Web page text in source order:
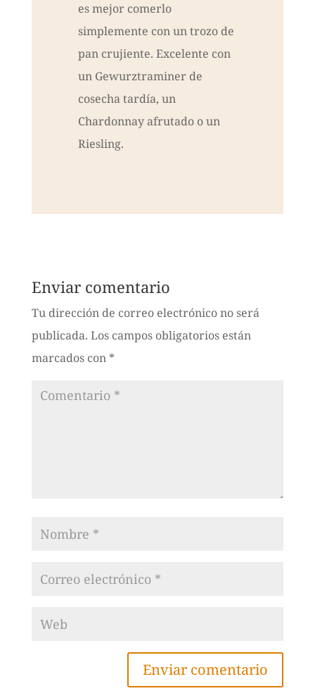
es mejor comerlo
simplemente con un trozo de
pan crujiente. Excelente con
un Gewurztraminer de
cosecha tardía, un
Chardonnay afrutado o un
Riesling.
Enviar comentario
Tu dirección de correo electrónico no será
publicada. Los campos obligatorios están
marcados con *